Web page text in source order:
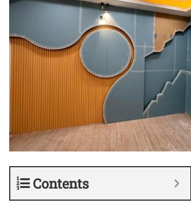
Contents